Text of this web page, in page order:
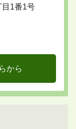
1番1号
から